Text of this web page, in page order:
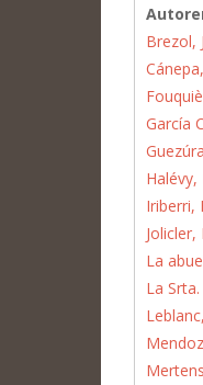
Brezol,
García
Iriberri,
Jolicler,
La
La